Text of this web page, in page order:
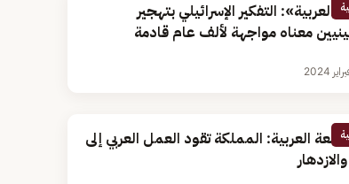
العربية»: التفكير الإسرائيلي بتهجير
معناه مواجهة لألف عام قادمة
العربية: المملكة تقود العمل العربي إلى